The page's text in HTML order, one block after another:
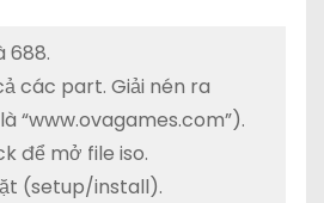
688.
các part. Giải nén ra
“www.ovagames.com”).
để mở file iso.
(setup/install).